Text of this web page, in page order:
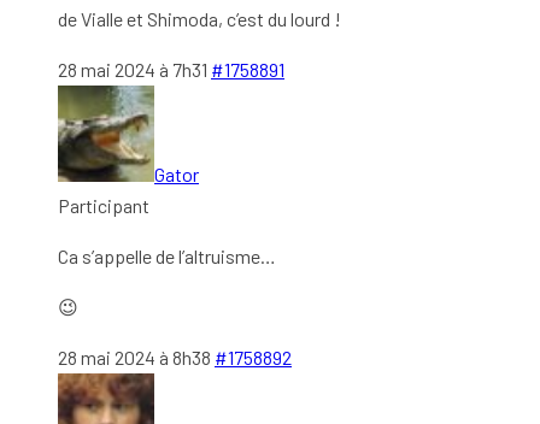
de Vialle et Shimoda, c’est du lourd !
28 mai 2024 à 7h31 #1758891
Gator
Participant
Ca s’appelle de l’altruisme…
😉
28 mai 2024 à 8h38 #1758892